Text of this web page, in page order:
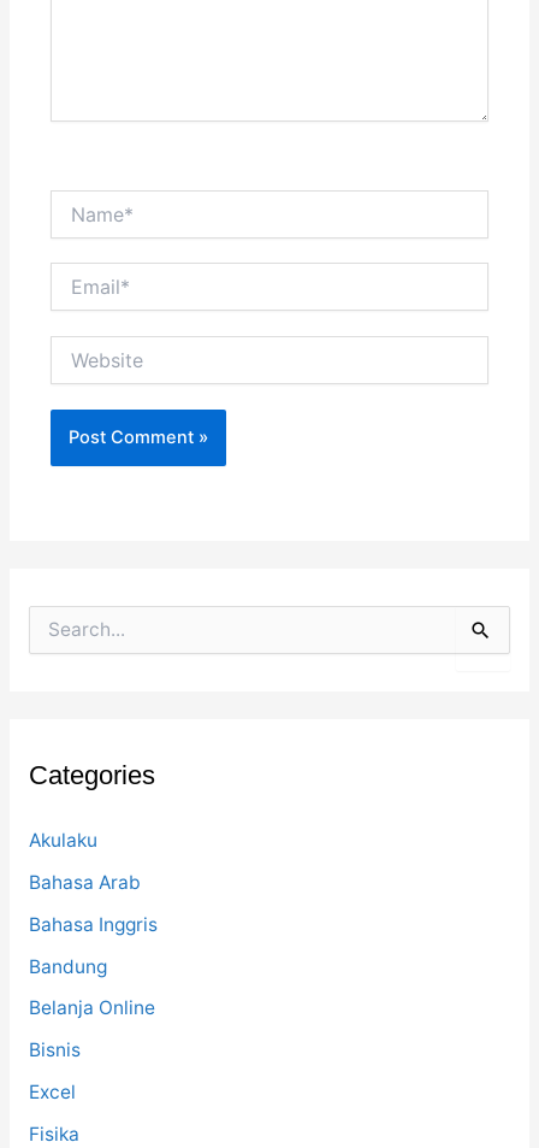
o
Categories
Akulaku
Bahasa Arab
Bahasa Inggris
Bandung
Belanja Online
Bisnis
Excel
Fisika